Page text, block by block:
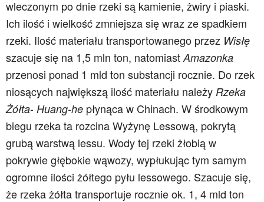
wleczonym po dnie rzeki są kamienie, żwiry i piaski.
Ich ilość i wielkość zmniejsza się wraz ze spadkiem
rzeki. Ilość materiału transportowanego przez Wisłę
szacuje się na 1,5 mln ton, natomiast Amazonka
przenosi ponad 1 mld ton substancji rocznie. Do rzek
niosących największą ilość materiału należy Rzeka
Żółta- Huang-he płynąca w Chinach. W środkowym
biegu rzeka ta rozcina Wyżynę Lessową, pokrytą
grubą warstwą lessu. Wody tej rzeki żłobią w
pokrywie głębokie wąwozy, wypłukując tym samym
ogromne ilości żółtego pyłu lessowego. Szacuje się,
że rzeka żółta transportuje rocznie ok. 1, 4 mld ton